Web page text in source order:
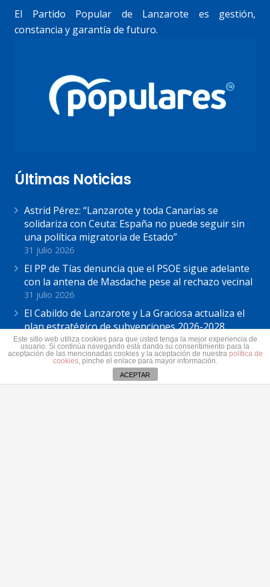
El Partido Popular de Lanzarote es gestión,
constancia y garantía de futuro.
Últimas Noticias
Astrid Pérez: “Lanzarote y toda Canarias se
solidariza con Ceuta: España no puede seguir sin
una política migratoria de Estado”
31 julio 2026
El PP de Tías denuncia que el PSOE sigue adelante
con la antena de Masdache pese al rechazo vecinal
31 julio 2026
El Cabildo de Lanzarote y La Graciosa actualiza el
plan estratégico de subvenciones 2026-2028
30 julio 2026
Contacto
Este sitio web utiliza cookies para que usted tenga la mejor experiencia de
usuario. Si continúa navegando está dando su consentimiento para la
aceptación de las mencionadas cookies y la aceptación de nuestra política de
cookies, pinche el enlace para mayor información.
ACEPTAR